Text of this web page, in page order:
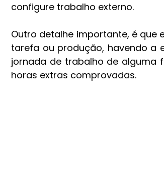
configure trabalho externo.
Outro detalhe importante, é que
tarefa ou produção, havendo a
jornada de trabalho de alguma
horas extras comprovadas.